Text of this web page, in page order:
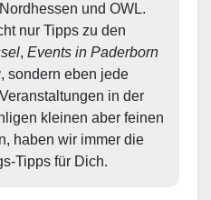
und OWL.
nur Tipps zu den
, Events in Paderborn
, sondern eben jede
in der
kleinen aber feinen
haben wir immer die
Tipps für Dich.